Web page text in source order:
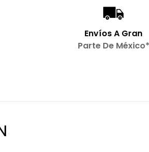
Envíos A Gran
Parte De México*